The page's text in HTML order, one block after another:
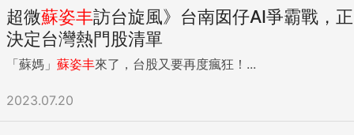
超微蘇姿丰訪台旋風》台南囡仔AI爭霸戰，正
決定台灣熱門股清單
「蘇媽」 蘇姿丰來了，台股又要再度瘋狂！...
2023.07.20